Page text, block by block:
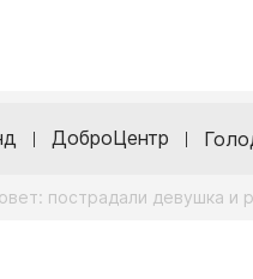
ДоброЦентр
пострадали девушка и